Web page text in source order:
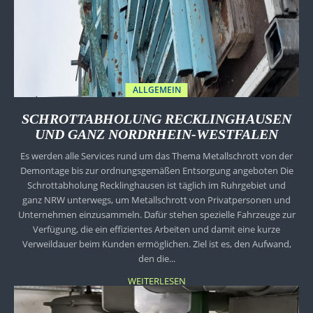
ALLGEMEIN
SCHROTTABHOLUNG RECKLINGHAUSEN
UND GANZ NORDRHEIN-WESTFALEN
Es werden alle Services rund um das Thema Metallschrott von der
Demontage bis zur ordnungsgemäßen Entsorgung angeboten Die
Schrottabholung Recklinghausen ist täglich im Ruhrgebiet und
ganz NRW unterwegs, um Metallschrott von Privatpersonen und
Unternehmen einzusammeln. Dafür stehen spezielle Fahrzeuge zur
Verfügung, die ein effizientes Arbeiten und damit eine kurze
Verweildauer beim Kunden ermöglichen. Ziel ist es, den Aufwand,
den die...
WEITERLESEN